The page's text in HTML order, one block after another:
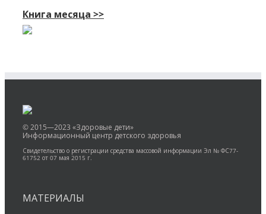
Книга месяца >>
© 2015—2023 «Здоровые дети»
Информационный центр детского здоровья
Свидетельство о регистрации средства массовой информации Эл № ФС77-
61752 от 07 мая 2015 г.
МАТЕРИАЛЫ